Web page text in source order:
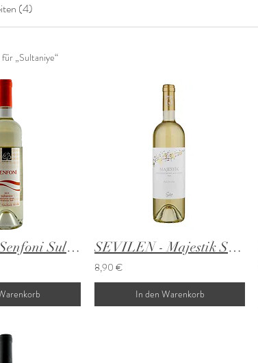
(4)
„Sultaniye“
Pamukkale Senfoni Sultaniye SEVILEN - Majestik Sauvignon Blanc und Sultaniye
8,90 €
In den Warenkorb